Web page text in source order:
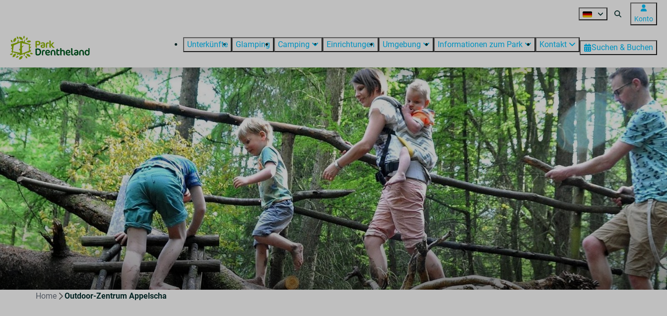
Konto
Unterkünfte Glamping Camping Einrichtungen Umgebung Informationen zum Park Kontakt Suchen & Buchen
Home Outdoor-Zentrum Appelscha